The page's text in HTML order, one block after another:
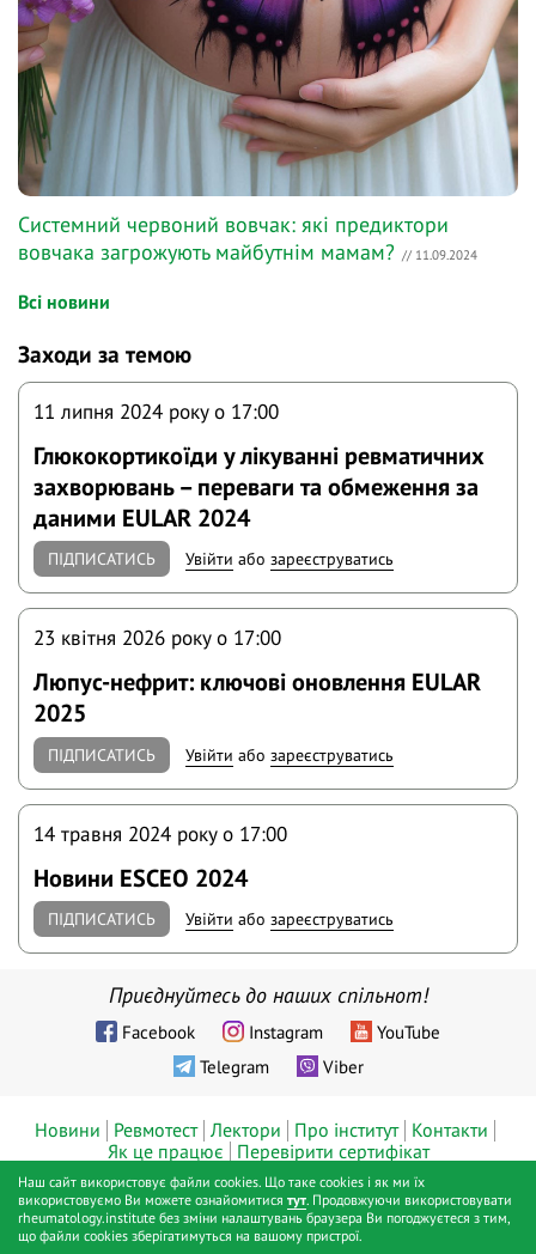
Системний червоний вовчак: які предиктори
вовчака загрожують майбутнім мамам? // 11.09.2024
Всі новини
Заходи за темою
11 липня 2024 року o 17:00
Глюкокортикоїди у лікуванні ревматичних
захворювань – переваги та обмеження за
даними EULAR 2024
ПІДПИСАТИСЬ Увійти абозареєструватись
23 квітня 2026 року o 17:00
Люпус-нефрит: ключові оновлення EULAR
2025
ПІДПИСАТИСЬ Увійти абозареєструватись
14 травня 2024 року o 17:00
Новини ESCEO 2024
ПІДПИСАТИСЬ Увійти абозареєструватись
Приєднуйтесь до наших спільнот!
Facebook Instagram
YouTube
Telegram
Viber
Новини Ревмотест Лектори Про інститут Контакти
Як це працює
Перевірити сертифікат
© ТОВ «Діджитал хелс», Інститут ревматології™, Київ, 2019 - 2026
pp.
Наш сайт використовує файли cookies. Що таке cookies і як ми їх
використовуємо Ви можете ознайомитися тут. Продовжуючи використовувати
rheumatology.institute без зміни налаштувань браузера Ви погоджуєтеся з тим,
що файли cookies зберігатимуться на вашому пристрої.